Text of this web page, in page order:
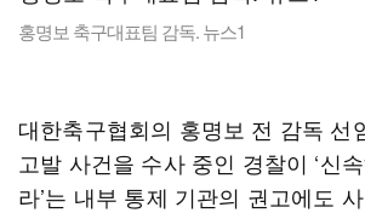
홍명보 축구대표팀 감독. 뉴스1
대한축구협회의 홍명보 전 감독 선
고발 사건을 수사 중인 경찰이 ‘신
라’는 내부 통제 기관의 권고에도